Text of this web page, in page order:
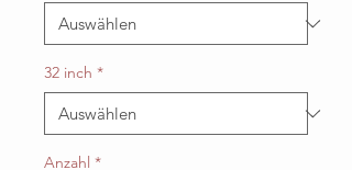
32 inch *
Anzahl *